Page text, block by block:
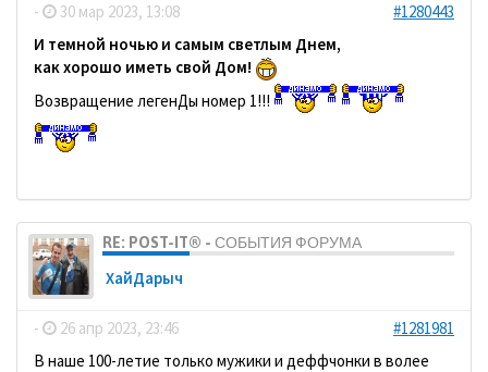
- 30 мар 2023, 13:08
#1280443
И темной ночью и самым светлым Днем,
как хорошо иметь свой Дом!
Возвращение легенДы номер 1!!!
RE: POST-IT® - СОБЫТИЯ ФОРУМА
ХайДарыч
- 26 апр 2023, 23:46
#1281981
В наше 100-летие только мужики и деффчонки в волее